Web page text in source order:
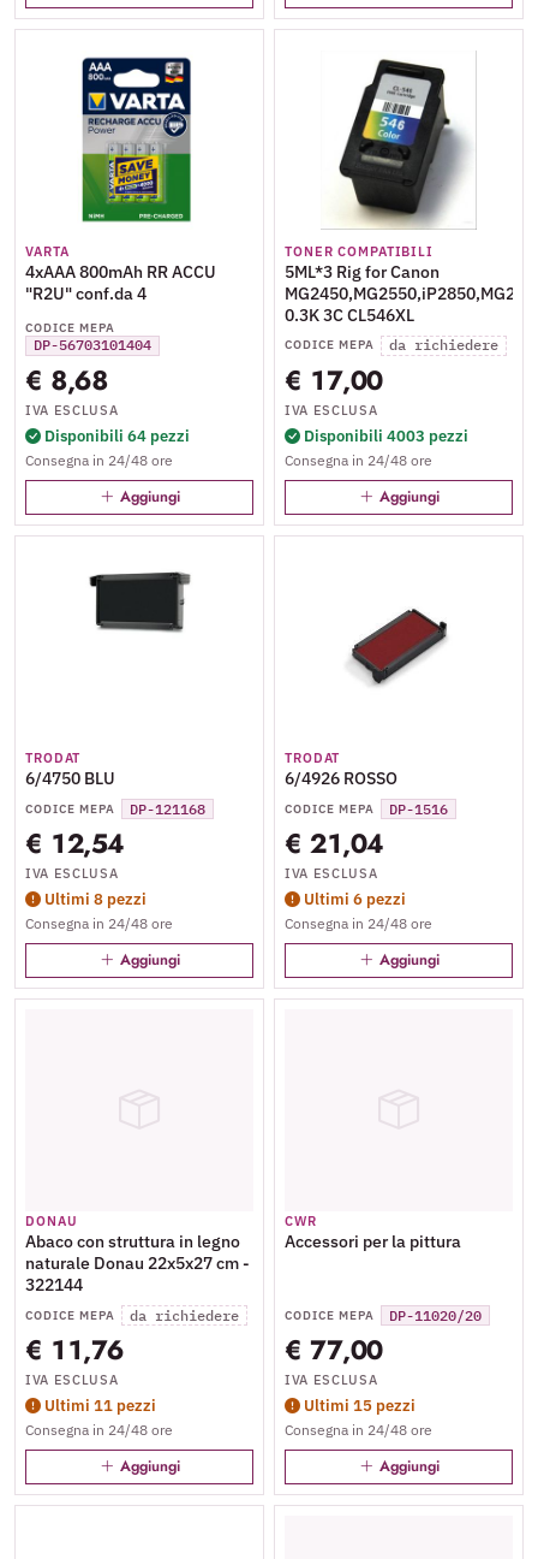
VARTA
4xAAA 800mAh RR ACCU
"R2U" conf.da 4
CODICE MEPA
DP-56703101404
€ 8,68
IVA ESCLUSA
Disponibili 64 pezzi
Consegna in 24/48 ore
Aggiungi
TONER COMPATIBILI
5ML*3 Rig for Canon
0.3K 3C CL546XL
CODICE MEPA da richiedere
€ 17,00
IVA ESCLUSA
Disponibili 4003 pezzi
Consegna in 24/48 ore
Aggiungi
TRODAT
6/4750 BLU
CODICE MEPA DP-121168
€ 12,54
IVA ESCLUSA
Ultimi 8 pezzi
Consegna in 24/48 ore
Aggiungi
TRODAT
6/4926 ROSSO
CODICE MEPA DP-1516
€ 21,04
IVA ESCLUSA
Ultimi 6 pezzi
Consegna in 24/48 ore
Aggiungi
DONAU
Abaco con struttura in legno
naturale Donau 22x5x27 cm -
322144
CODICE MEPA da richiedere
€ 11,76
IVA ESCLUSA
Ultimi 11 pezzi
Consegna in 24/48 ore
Aggiungi
CWR
Accessori per la pittura
CODICE MEPA DP-11020/20
€ 77,00
IVA ESCLUSA
Ultimi 15 pezzi
Consegna in 24/48 ore
Aggiungi